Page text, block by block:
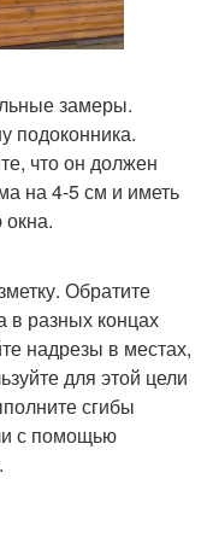
замеры.
подоконника.
что он должен
на 4-5 см и иметь
Обратите
в разных концах
надрезы в местах,
для этой цели
сгибы
с помощью